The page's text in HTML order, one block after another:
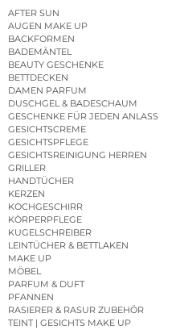
AFTER SUN
AUGEN MAKE UP
BACKFORMEN
BADEMÄNTEL
BEAUTY GESCHENKE
BETTDECKEN
DAMEN PARFUM
DUSCHGEL & BADESCHAUM
GESCHENKE FÜR JEDEN ANLASS
GESICHTSCREME
GESICHTSPFLEGE
GESICHTSREINIGUNG HERREN
GRILLER
HANDTÜCHER
KERZEN
KOCHGESCHIRR
KÖRPERPFLEGE
KUGELSCHREIBER
LEINTÜCHER & BETTLAKEN
MAKE UP
MÖBEL
PARFUM & DUFT
PFANNEN
RASIERER & RASUR ZUBEHÖR
TEINT | GESICHTS MAKE UP